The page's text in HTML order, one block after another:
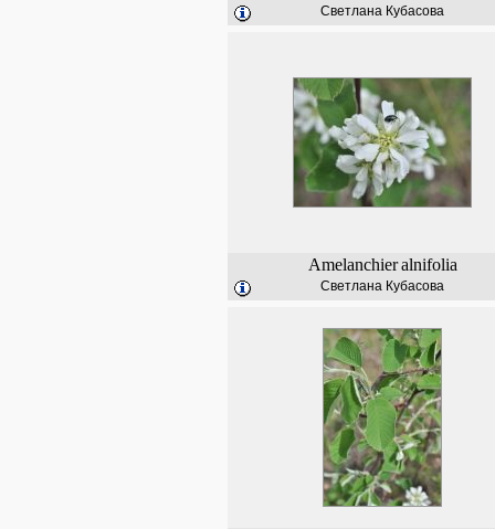
Светлана Кубасова
Amelanchier alnifolia
Светлана Кубасова